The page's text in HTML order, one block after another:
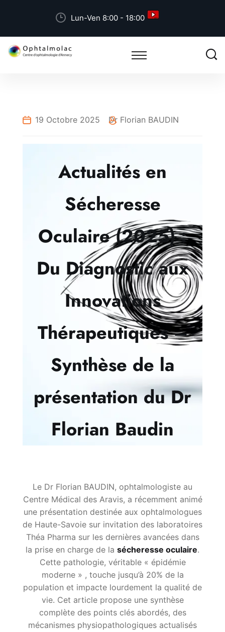
Lun-Ven 8:00 - 18:00
19 Octobre 2025 Dr Florian BAUDIN
Actualités en
Sécheresse
Oculaire (2025) :
Du Diagnostic aux
Innovations
Thérapeutiques –
Synthèse de la
présentation du Dr
Florian Baudin
Le Dr Florian BAUDIN, ophtalmologiste au
Centre Médical des Aravis, a récemment animé
une présentation destinée aux ophtalmologues
de Haute-Savoie sur invitation des laboratoires
Théa Pharma sur les dernières avancées dans
la prise en charge de la sécheresse oculaire.
Cette pathologie, véritable « épidémie
moderne » , touche jusqu’à 20% de la
population et impacte lourdement la qualité de
vie. Cet article propose une synthèse
complète des points clés abordés, des
mécanismes physiopathologiques actualisés